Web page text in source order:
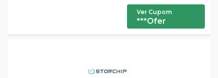
Ver Cupom
***Ofer